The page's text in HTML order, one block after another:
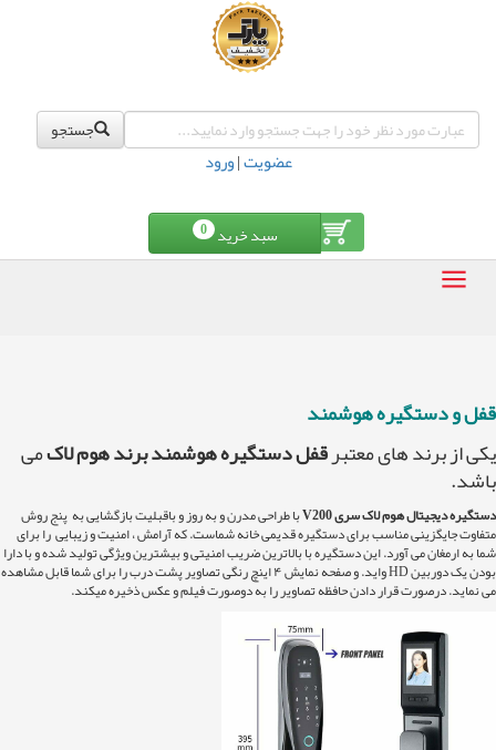
جستجو
عضویت|ورود
سبد خرید 0
قفل و دستگیره هوشمند
یکی از برند های معتبرقفل دستگیره هوشمند برند هوم لاکمی
باشد.
دستگیره دیجیتال هوم لاک سری V200 با طراحی مدرن و به روز و باقبلیت بازگشایی به پنج روش
متفاوت جایگزینی مناسب برای دستگیره قدیمی خانه شماست. که آرامش ، امنیت و زیبایی را برای
شما به ارمغان می آورد. این دستگیره با بالاترین ضریب امنیتی و بیشترین ویژگی تولید شده و با دارا
بودن یک دوربین HD واید. و صفحه نمایش ۴ اینچ رنگی تصاویر پشت درب را برای شما قابل مشاهده
می نماید. درصورت قرار دادن حافظه تصاویر را به دوصورت فیلم و عکس ذخیره میکند.